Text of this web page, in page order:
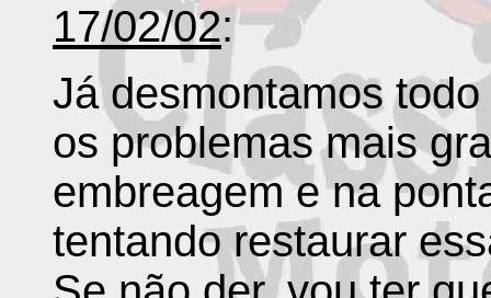
17/02/02:
Já desmontamos
os problemas mais
embreagem e na
tentando restaurar